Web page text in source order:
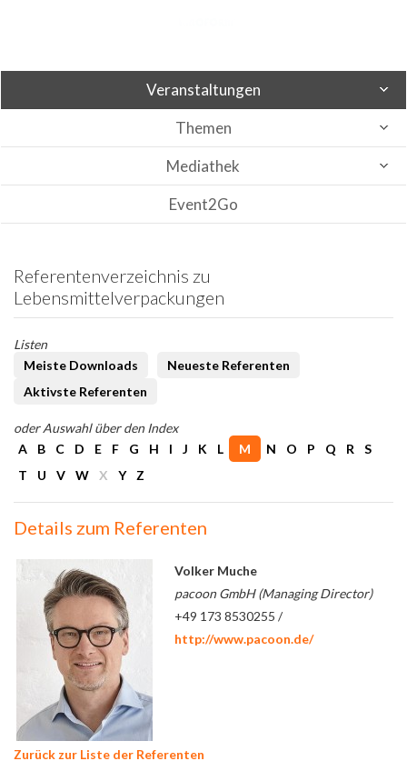
Veranstaltungen
Themen
Mediathek
Event2Go
Referentenverzeichnis zu
Lebensmittelverpackungen
Listen
Meiste Downloads
Neueste Referenten
Aktivste Referenten
oder Auswahl über den Index
A
B C D E F G H I J K L M N O P Q R
S
T
U V W X Y Z
Details zum Referenten
Volker Muche
pacoon GmbH (Managing Director)
+49 173 8530255 /
http://www.pacoon.de/
Zurück zur Liste der Referenten